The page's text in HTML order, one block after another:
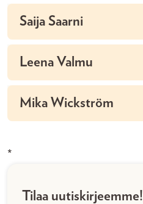
Saija Saarni
Leena Valmu
Mika Wickström
*
Tilaa uutiskirjeemme!